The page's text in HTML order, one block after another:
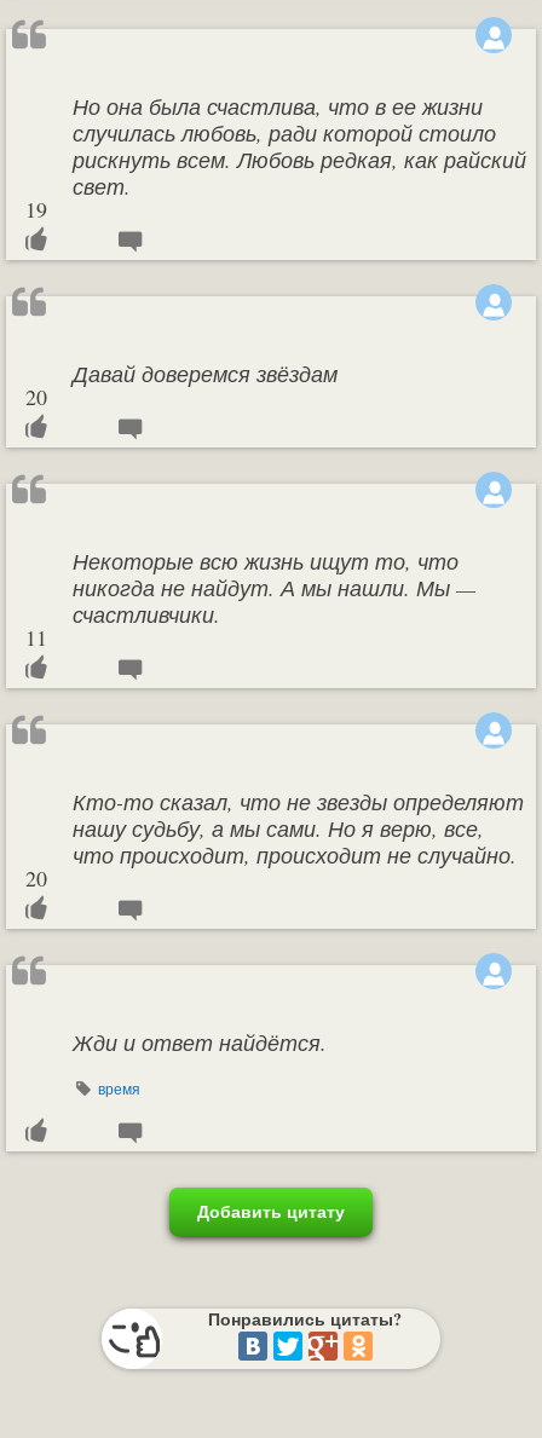
Но она была счастлива, что в ее жизни
случилась любовь, ради которой стоило
рискнуть всем. Любовь редкая, как райский
свет.
19
Давай доверемся звёздам
20
Некоторые всю жизнь ищут то, что
никогда не найдут. А мы нашли. Мы —
счастливчики.
11
Кто-то сказал, что не звезды определяют
нашу судьбу, а мы сами. Но я верю, все,
что происходит, происходит не случайно.
20
Жди и ответ найдётся.
время
Добавить цитату
Понравились цитаты?